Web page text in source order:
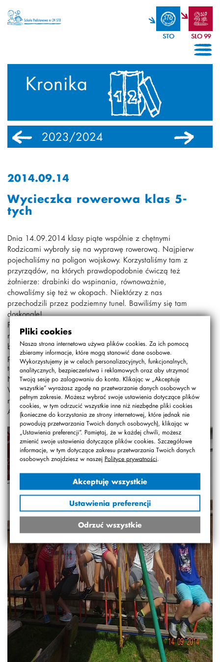
Pliki cookies
Nasza strona internetowa używa plików cookies. Za ich pomocą
zbieramy informacje, które mogą stanowić dane osobowe.
Wykorzystujemy je w celach personalizacyjnych, funkcjonalnych,
analitycznych, bezpieczeństwa i reklamowych oraz aby utrzymać
Twoją sesję po zalogowaniu do konta. Klikając w „Akceptuję
wszystkie” wyrażasz zgodę na przetwarzanie danych osobowych w
pełnym zakresie. Możesz wybrać swoje ustawienia dotyczące plików
cookies, w tym odrzucić wszystkie inne niż niezbędne pliki cookies
(konieczne do korzystania ze strony internetowej, które jednak nie
powodują przetwarzania Twoich danych osobowych), klikając w
„Ustawienia preferencji”. Pamiętaj, że w każdej chwili, możesz
zmienić swoje ustawienia dotyczące plików cookies. Szczegółowe
informacje, w tym dotyczące zakresu przetwarzania Twoich danych
osobowych znajdziesz w naszej Polityce prywatności
Akceptuję wszystkie
Ustawienia preferencji
Odrzuć wszystkie
STO SLO 99
Kronika
2023/2024 2022/2023
2014.09.14
Wycieczka rowerowa klas 5-
tych
Dnia 14.09.2014 klasy piąte wspólnie z chętnymi
Rodzicami wybrały się na wyprawę rowerową. Najpierw
pojechaliśmy na poligon wojskowy. Korzystaliśmy tam z
przyrządów, na których prawdopodobnie ćwiczą też
żołnierze: drabinki do wspinania, równoważnie,
chowaliśmy się też w okopach. Niektórzy z nas
przechodzili przez podziemny tunel. Bawiliśmy się tam
doskonale!
Potem pojechaliśmy przez Łosiowe Błota do Latchorzewa
na lody, chipsy i frytki. Było pysznie! Tam znowu
bawiliśmy się też na „taranie”, huśtawce, którą
próbowaliśmy staranować drzewo. I tym razem nam się
to nie udało ;-).
Następnym etapem był powrót do szkoły.
Wycieczka, jak zwykle, była fantastyczna!!! Z
niecierpliwością czekam na kolejną!
Andrzej Pultyn kl.5b